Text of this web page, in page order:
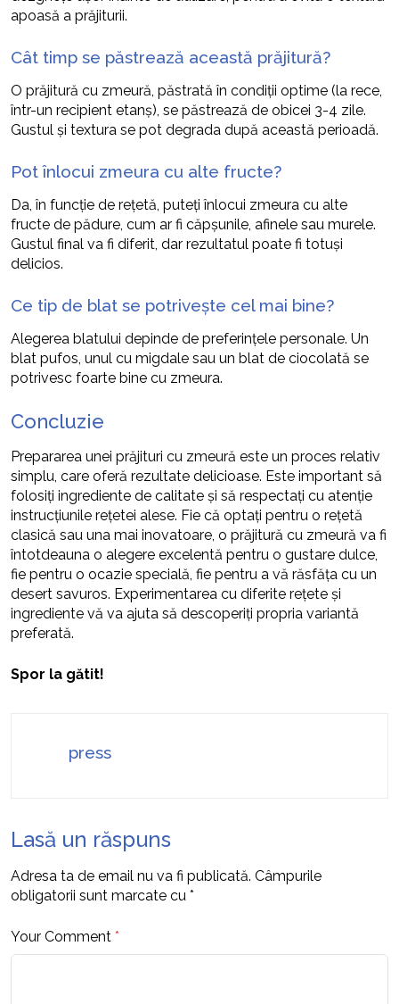
apoasă a prăjiturii.
Cât timp se păstrează această prăjitură?
O prăjitură cu zmeură, păstrată în condiții optime (la rece,
într-un recipient etanș), se păstrează de obicei 3-4 zile.
Gustul și textura se pot degrada după această perioadă.
Pot înlocui zmeura cu alte fructe?
Da, în funcție de rețetă, puteți înlocui zmeura cu alte
fructe de pădure, cum ar fi căpșunile, afinele sau murele.
Gustul final va fi diferit, dar rezultatul poate fi totuși
delicios.
Ce tip de blat se potrivește cel mai bine?
Alegerea blatului depinde de preferințele personale. Un
blat pufos, unul cu migdale sau un blat de ciocolată se
potrivesc foarte bine cu zmeura.
Concluzie
Prepararea unei prăjituri cu zmeură este un proces relativ
simplu, care oferă rezultate delicioase. Este important să
folosiți ingrediente de calitate și să respectați cu atenție
instrucțiunile rețetei alese. Fie că optați pentru o rețetă
clasică sau una mai inovatoare, o prăjitură cu zmeură va fi
întotdeauna o alegere excelentă pentru o gustare dulce,
fie pentru o ocazie specială, fie pentru a vă răsfăța cu un
desert savuros. Experimentarea cu diferite rețete și
ingrediente vă va ajuta să descoperiți propria variantă
preferată.
Spor la gătit!
press
Lasă un răspuns
Adresa ta de email nu va fi publicată. Câmpurile
obligatorii sunt marcate cu *
Your Comment *